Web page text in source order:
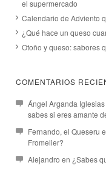
el supermercado
Calendario de Adviento
¿Qué hace un queso
Otoño y queso: sabores
COMENTARIOS
Ángel Arganda Iglesias
sabes si eres amante
Fernando, el Queseru
Fromelier?
Alejandro en ¿Sabes